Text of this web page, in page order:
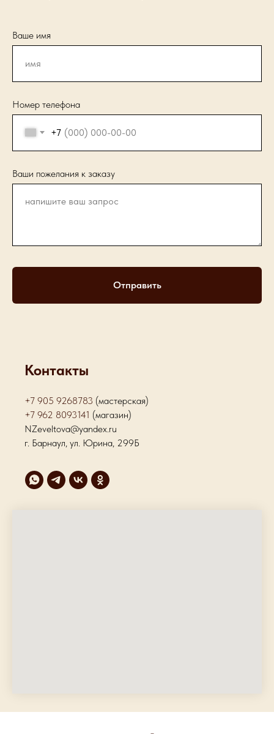
Ваше имя
Номер телефона
+7
Ваши пожелания к заказу
Отправить
Контакты
+7 905 9268783 (мастерская)
+7 962 8093141 (магазин)
NZeveltova@yandex.ru
г. Барнаул, ул. Юрина, 299Б